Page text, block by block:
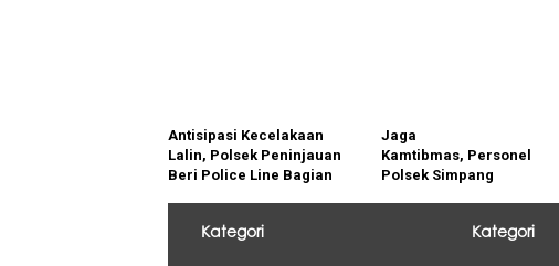
Antisipasi Kecelakaan
Lalin, Polsek Peninjauan
Beri Police Line Bagian
Jaga
Kamtibmas, Personel
Polsek Simpang
Kategori Kategori